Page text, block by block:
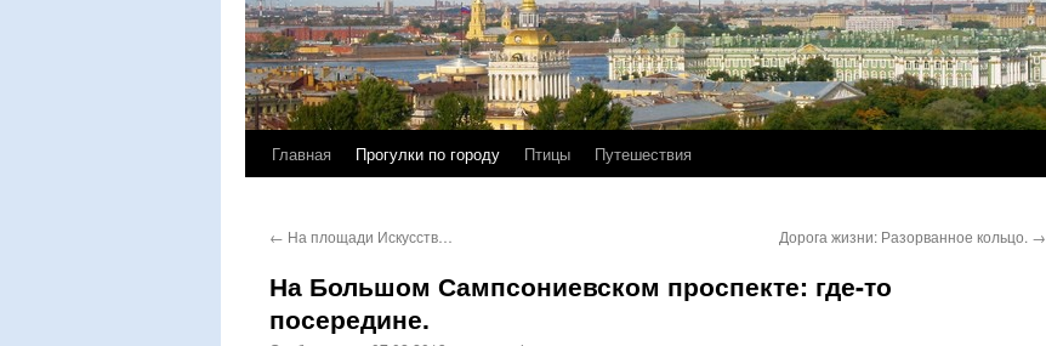
Перейти
содержимому
Главная Прогулки по городу Птицы Путешествия
← На площади Искусств… Дорога жизни: Разорванное кольцо. →
На Большом Сампсониевском проспекте: где-то
посередине.